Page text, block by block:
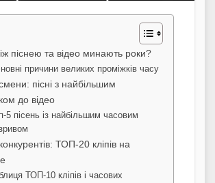
піснею та відео минають роки?
причини великих проміжків часу
пісні з найбільшим
до відео
5 пісень із найбільшим часовим
ТОП-20 кліпів на
ТОП-10 кліпів і часових